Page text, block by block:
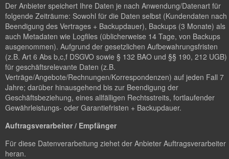
Der Anbieter speichert Ihre Daten je nach Anwendung/Datenart für
folgende Zeiträume: Sowohl für die Daten selbst (Kundendaten nach
Beendigung des Vertrages + Backupdauer), Backups (3 Monate) als
auch Metadaten wie Logfiles (üblicherweise 14 Tage, von Backups
ausgenommen). Aufgrund der gesetzlichen Aufbewahrungsfristen
(z.B. Art 6 Abs b,c,f DSGVO sowie § 132 BAO und §§ 190, 212 UGB)
für geschäftsrelevante Daten (z.B.
Verträge/Angebote/Rechnungen/Korrespondenzen) auf jeden Fall 7
Jahre; darüber hinausgehend bis zur Beendigung der
Geschäftsbeziehung, eines allfälligen Rechtsstreits, fortlaufender
Gewährleistungs- oder Garantiefristen + Backupdauer.
Auftragsverarbeiter / Empfänger
Für diese Datenverarbeitung ziehet der Anbieter Auftragsverarbeiter
heran.